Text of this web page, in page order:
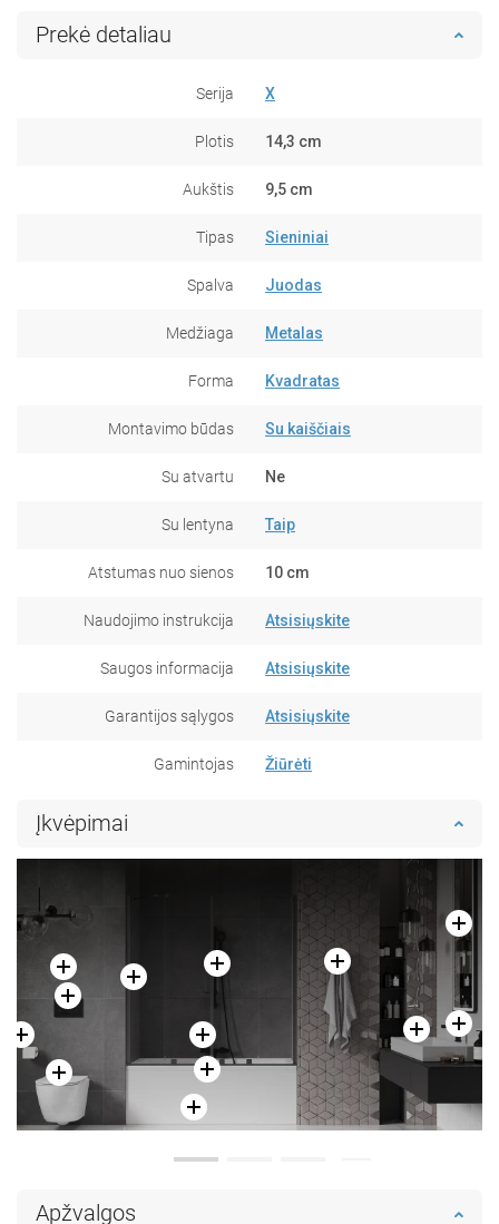
Prekė detaliau
Serija X
Plotis 14,3 cm
Aukštis 9,5 cm
Tipas Sieniniai
Spalva Juodas
Medžiaga Metalas
Forma Kvadratas
Montavimo būdas Su kaiščiais
Su atvartu Ne
Su lentyna Taip
Atstumas nuo sienos 10 cm
Naudojimo instrukcija Atsisiųskite
Saugos informacija Atsisiųskite
Garantijos sąlygos Atsisiųskite
Gamintojas Žiūrėti
Įkvėpimai
Apžvalgos